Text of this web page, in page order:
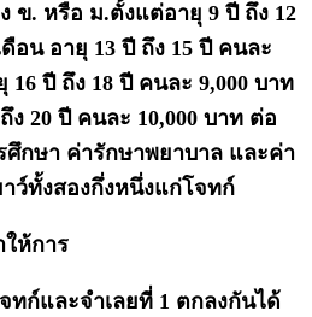
ข. หรือ ม.ตั้งแต่อายุ 9 ปี ถึง 12
อน อายุ 13 ปี ถึง 15 ปี คนละ
16 ปี ถึง 18 ปี คนละ 9,000 บาท
ง 20 ปี คนละ 10,000 บาท ต่อ
ศึกษา ค่ารักษาพยาบาล และค่า
ว์ทั้งสองกึ่งหนึ่งแก่โจทก์
ห้การ
ทก์และจำเลยที่ 1 ตกลงกันได้